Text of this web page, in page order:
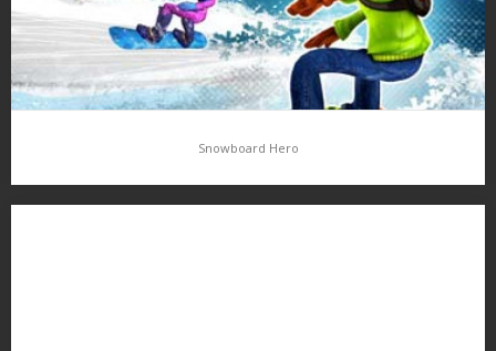
Snowboard Hero